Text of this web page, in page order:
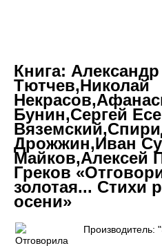
Книга:
Тютчев,Николай
Бунин,Сергей
Дрожжин,Иван
Майков,Алексей
Греков
золотая... Стихи
осени»
Производитель: